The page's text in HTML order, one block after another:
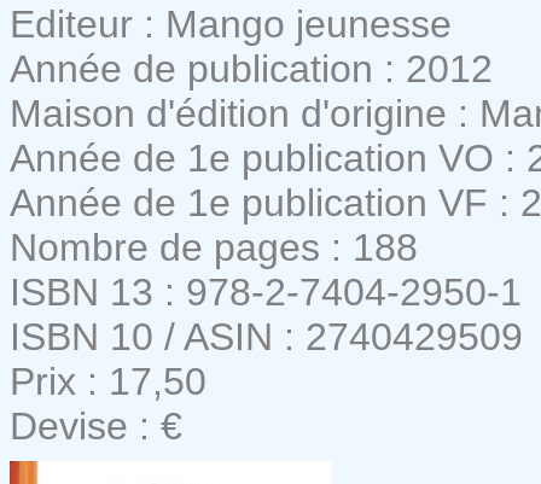
Editeur : Mango jeunesse
Année de publication : 2012
Maison d'édition d'origine :
Année de 1e publication VO :
Année de 1e publication VF :
Nombre de pages : 188
ISBN 13 : 978-2-7404-2950-1
ISBN 10 / ASIN : 2740429509
Prix : 17,50
Devise : €